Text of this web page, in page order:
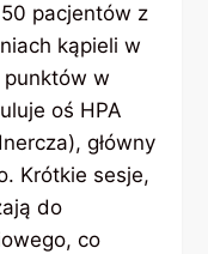
pacjentów z
kąpieli w
punktów w
oś HPA
główny
Krótkie sesje,
do
co